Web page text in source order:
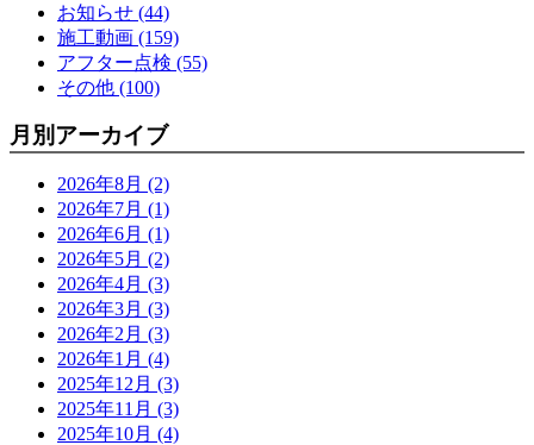
お知らせ (44)
施工動画 (159)
アフター点検 (55)
その他 (100)
月別アーカイブ
2026年8月 (2)
2026年7月 (1)
2026年6月 (1)
2026年5月 (2)
2026年4月 (3)
2026年3月 (3)
2026年2月 (3)
2026年1月 (4)
2025年12月 (3)
2025年11月 (3)
2025年10月 (4)